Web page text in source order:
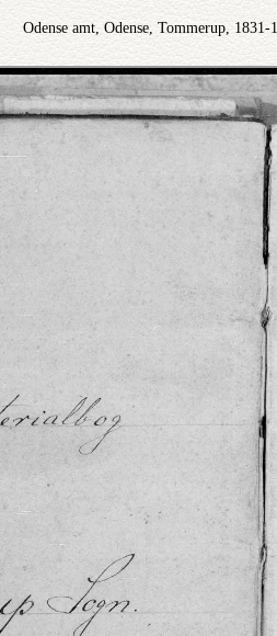
Odense amt, Odense, Tommerup,